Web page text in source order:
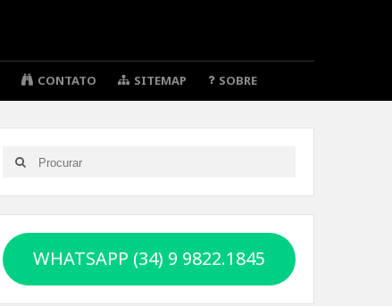
CONTATO SITEMAP SOBRE
Search
for:
Search
WHATSAPP (34) 9 9822.1845